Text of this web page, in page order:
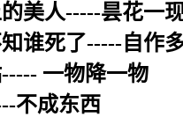
美人-----昙花一
谁死了-----自作
一物降一物
不成东西